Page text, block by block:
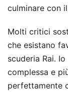
culminare con
Molti critici
che esistano
scuderia Rai.
complessa e
perfettamente